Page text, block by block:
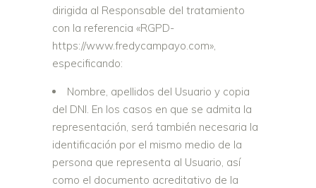
dirigida al Responsable del tratamiento
con la referencia «RGPD-
https://www.fredycampayo.com»,
especificando:
Nombre, apellidos del Usuario y copia
del DNI. En los casos en que se admita la
representación, será también necesaria la
identificación por el mismo medio de la
persona que representa al Usuario, así
como el documento acreditativo de la